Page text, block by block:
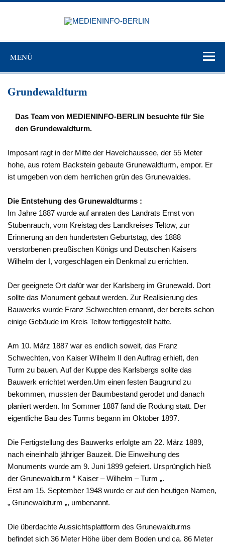
Zum
MENÜ
Grundewaldturm
Das Team von MEDIENINFO-BERLIN besuchte für Sie
den Grundewaldturm.
Imposant ragt in der Mitte der Havelchaussee, der 55 Meter
hohe, aus rotem Backstein gebaute Grunewaldturm, empor. Er
ist umgeben von dem herrlichen grün des Grunewaldes.
Die Entstehung des Grunewaldturms :
Im Jahre 1887 wurde auf anraten des Landrats Ernst von
Stubenrauch, vom Kreistag des Landkreises Teltow, zur
Erinnerung an den hundertsten Geburtstag, des 1888
verstorbenen preußischen Königs und Deutschen Kaisers
Wilhelm der I, vorgeschlagen ein Denkmal zu errichten.
Der geeignete Ort dafür war der Karlsberg im Grunewald. Dort
sollte das Monument gebaut werden. Zur Realisierung des
Bauwerks wurde Franz Schwechten ernannt, der bereits schon
einige Gebäude im Kreis Teltow fertiggestellt hatte.
Am 10. März 1887 war es endlich soweit, das Franz
Schwechten, von Kaiser Wilhelm II den Auftrag erhielt, den
Turm zu bauen. Auf der Kuppe des Karlsbergs sollte das
Bauwerk errichtet werden.Um einen festen Baugrund zu
bekommen, mussten der Baumbestand gerodet und danach
planiert werden. Im Sommer 1887 fand die Rodung statt. Der
eigentliche Bau des Turms begann im Oktober 1897.
Die Fertigstellung des Bauwerks erfolgte am 22. März 1889,
nach eineinhalb jähriger Bauzeit. Die Einweihung des
Monuments wurde am 9. Juni 1899 gefeiert. Ursprünglich hieß
der Grunewaldturm “ Kaiser – Wilhelm – Turm „.
Erst am 15. September 1948 wurde er auf den heutigen Namen,
„ Grunewaldturm „, umbenannt.
Die überdachte Aussichtsplattform des Grunewaldturms
befindet sich 36 Meter Höhe über dem Boden und ca. 86 Meter